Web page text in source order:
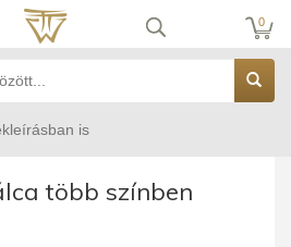
0
is
több színben